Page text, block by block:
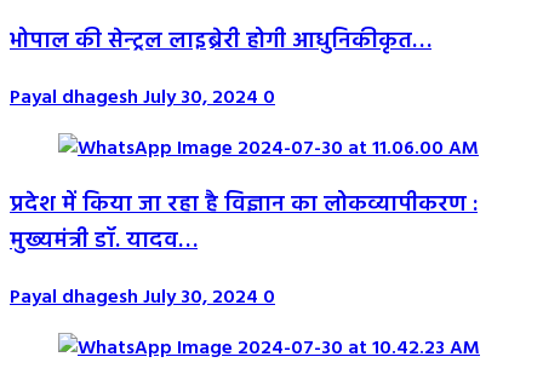
भोपाल की सेन्ट्रल लाइब्रेरी होगी आधुनिकीकृत…
Payal dhageshJuly 30, 20240
प्रदेश में किया जा रहा है विज्ञान का लोकव्यापीकरण :
मुख्यमंत्री डॉ. यादव…
Payal dhageshJuly 30, 20240